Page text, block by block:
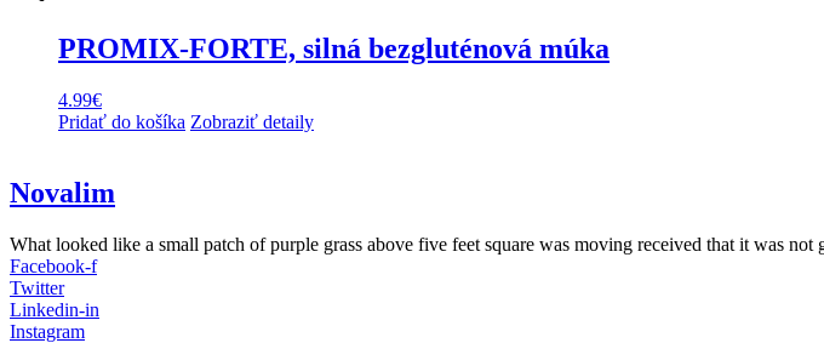
PROMIX-FORTE, silná bezgluténová múka
4.99€
Pridať do košíka Zobraziť detaily
Novalim
What looked like a small patch of purple grass above five feet square was moving received that it was not
Facebook-f
Twitter
Linkedin-in
Instagram